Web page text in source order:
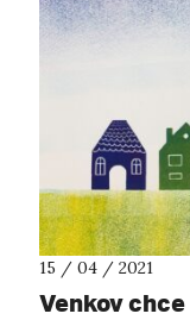
15 / 04 / 2021
Venkov